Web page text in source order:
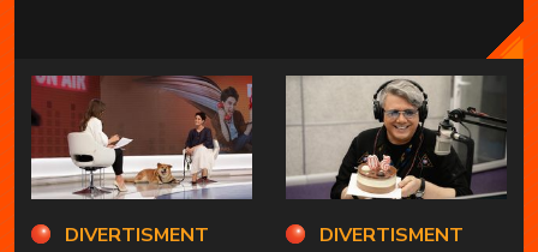
DIVERTISMENT
DIVERTISMENT